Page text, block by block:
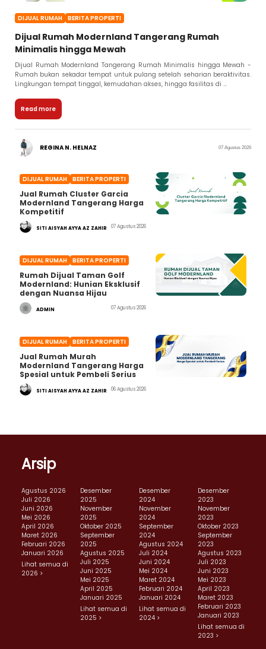
DIJUAL RUMAH BERITA PROPERTI
Dijual Rumah Modernland Tangerang Rumah
Minimalis hingga Mewah
Dijual Rumah Modernland Tangerang Rumah Minimalis hingga Mewah -
Rumah bukan sekadar tempat untuk pulang setelah seharian beraktivitas.
Lingkungan tempat tinggal, kemudahan akses, hingga fasilitas di ...
Read more
REGINA N. HELNAZ 07 Agustus 2026
DIJUAL RUMAH BERITA PROPERTI
Jual Rumah Cluster Garcia
Modernland Tangerang Harga
Kompetitif
SITI AISYAH AYYA AZ ZAHIR 07 Agustus 2026
DIJUAL RUMAH BERITA PROPERTI
Rumah Dijual Taman Golf
Modernland: Hunian Eksklusif
dengan Nuansa Hijau
ADMIN 07 Agustus 2026
DIJUAL RUMAH BERITA PROPERTI
Jual Rumah Murah
Modernland Tangerang Harga
Spesial untuk Pembeli Serius
SITI AISYAH AYYA AZ ZAHIR 06 Agustus 2026
Arsip
Agustus 2026
Juli 2026
Juni 2026
Mei 2026
April 2026
Maret 2026
Februari 2026
Januari 2026
Lihat semua di
2026 >
Desember
2025
November
2025
Oktober 2025
September
2025
Agustus 2025
Juli 2025
Juni 2025
Mei 2025
April 2025
Januari 2025
Lihat semua di
2025 >
Desember
2024
November
2024
September
2024
Agustus 2024
Juli 2024
Juni 2024
Mei 2024
Maret 2024
Februari 2024
Januari 2024
Lihat semua di
2024 >
Desember
2023
November
2023
Oktober 2023
September
2023
Agustus 2023
Juli 2023
Juni 2023
Mei 2023
April 2023
Maret 2023
Februari 2023
Januari 2023
Lihat semua di
2023 >